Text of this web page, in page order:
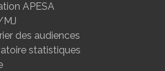
APESA
MJ
des audiences
statistiques